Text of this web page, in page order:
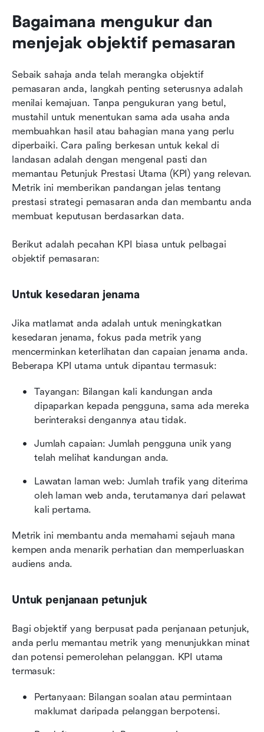
Bagaimana mengukur dan
menjejak objektif pemasaran
Sebaik sahaja anda telah merangka objektif
pemasaran anda, langkah penting seterusnya adalah
menilai kemajuan. Tanpa pengukuran yang betul,
mustahil untuk menentukan sama ada usaha anda
membuahkan hasil atau bahagian mana yang perlu
diperbaiki. Cara paling berkesan untuk kekal di
landasan adalah dengan mengenal pasti dan
memantau Petunjuk Prestasi Utama (KPI) yang relevan.
Metrik ini memberikan pandangan jelas tentang
prestasi strategi pemasaran anda dan membantu anda
membuat keputusan berdasarkan data.
Berikut adalah pecahan KPI biasa untuk pelbagai
objektif pemasaran:
Untuk kesedaran jenama
Jika matlamat anda adalah untuk meningkatkan
kesedaran jenama, fokus pada metrik yang
mencerminkan keterlihatan dan capaian jenama anda.
Beberapa KPI utama untuk dipantau termasuk:
Tayangan: Bilangan kali kandungan anda
dipaparkan kepada pengguna, sama ada mereka
berinteraksi dengannya atau tidak.
Jumlah capaian: Jumlah pengguna unik yang
telah melihat kandungan anda.
Lawatan laman web: Jumlah trafik yang diterima
oleh laman web anda, terutamanya dari pelawat
kali pertama.
Metrik ini membantu anda memahami sejauh mana
kempen anda menarik perhatian dan memperluaskan
audiens anda.
Untuk penjanaan petunjuk
Bagi objektif yang berpusat pada penjanaan petunjuk,
anda perlu memantau metrik yang menunjukkan minat
dan potensi pemerolehan pelanggan. KPI utama
termasuk:
Pertanyaan: Bilangan soalan atau permintaan
maklumat daripada pelanggan berpotensi.